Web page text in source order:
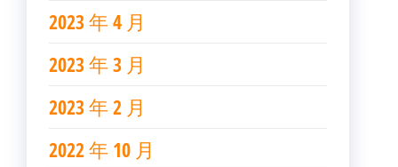
2023 年 4 月
2023 年 3 月
2023 年 2 月
2022 年 10 月